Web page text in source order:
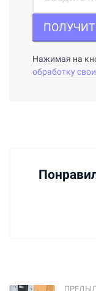
Нажимая на
обработку